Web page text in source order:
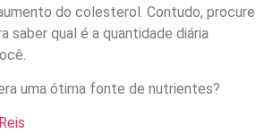
do colesterol. Contudo, procure
saber qual é a quantidade diária
uma ótima fonte de nutrientes?